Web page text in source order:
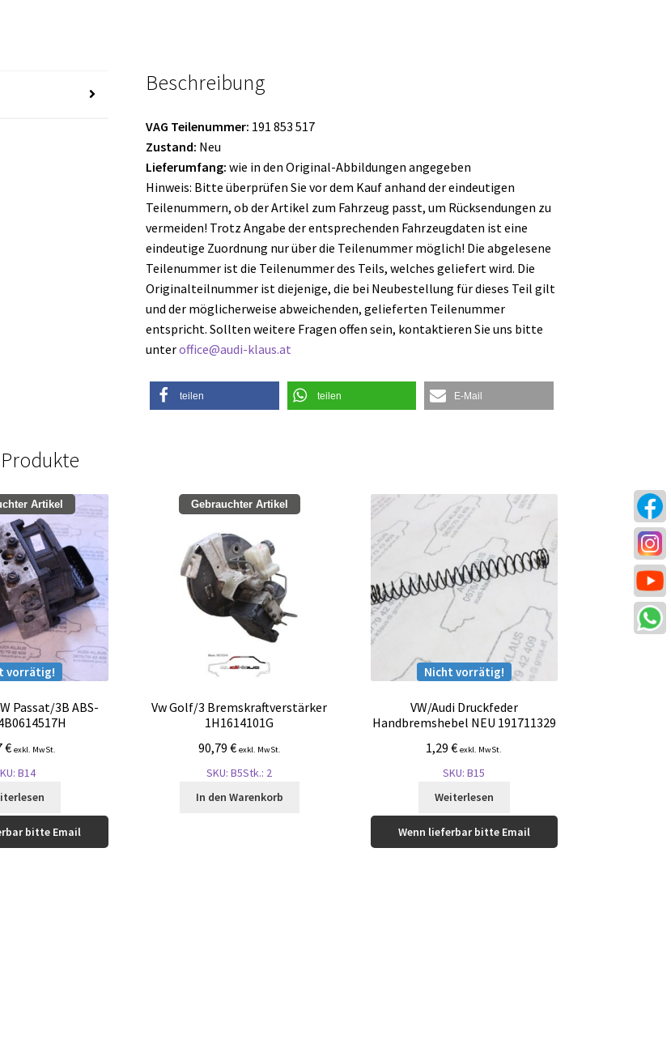
Beschreibung
VAG Teilenummer: 191 853 517
Zustand: Neu
Lieferumfang: wie in den Original-Abbildungen angegeben
Hinweis: Bitte überprüfen Sie vor dem Kauf anhand der eindeutigen
Teilenummern, ob der Artikel zum Fahrzeug passt, um Rücksendungen zu
vermeiden! Trotz Angabe der entsprechenden Fahrzeugdaten ist eine
eindeutige Zuordnung nur über die Teilenummer möglich! Die abgelesene
Teilenummer ist die Teilenummer des Teils, welches geliefert wird. Die
Originalteilnummer ist diejenige, die bei Neubestellung für dieses Teil gilt
und der möglicherweise abweichenden, gelieferten Teilenummer
entspricht. Sollten weitere Fragen offen sein, kontaktieren Sie uns bitte
unteroffice@audi-klaus.at
teilen teilen E-Mail
vorrätig!
Artikel
Passat/3B ABS-
€ exkl. MwSt.
B14
bitte Email
Gebrauchter Artikel
Vw Golf/3 Bremskraftverstärker
1H1614101G
90,79 € exkl. MwSt.
SKU: B5Stk.: 2
In den Warenkorb
Nicht vorrätig!
VW/Audi Druckfeder
Handbremshebel NEU 191711329
1,29€ exkl. MwSt.
SKU: B15
Weiterlesen
Wenn lieferbar bitte Email